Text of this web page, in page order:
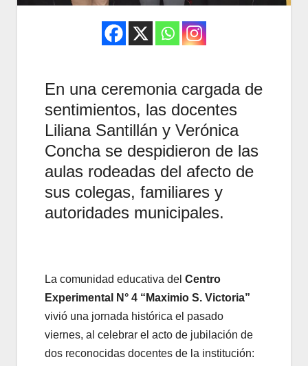
En una ceremonia cargada de
sentimientos, las docentes
Liliana Santillán y Verónica
Concha se despidieron de las
aulas rodeadas del afecto de
sus colegas, familiares y
autoridades municipales.
La comunidad educativa del Centro
Experimental N° 4 “Maximio S. Victoria”
vivió una jornada histórica el pasado
viernes, al celebrar el acto de jubilación de
dos reconocidas docentes de la institución: